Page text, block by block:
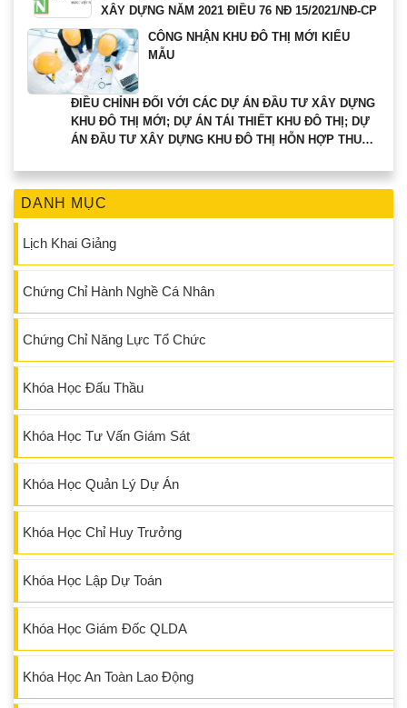
DANH MỤC
Lịch Khai Giảng
Chứng Chỉ Hành Nghề Cá Nhân
Chứng Chỉ Năng Lực Tổ Chức
Khóa Học Đấu Thầu
Khóa Học Tư Vấn Giám Sát
Khóa Học Quản Lý Dự Án
Khóa Học Chỉ Huy Trưởng
Khóa Học Lập Dự Toán
Khóa Học Giám Đốc QLDA
Khóa Học An Toàn Lao Động
XÂY DỰNG NĂM 2021 ĐIỀU 76 NĐ 15/2021/NĐ-CP
CÔNG NHẬN KHU ĐÔ THỊ MỚI KIỂU
MẪU
ĐIỀU CHỈNH ĐỐI VỚI CÁC DỰ ÁN ĐẦU TƯ XÂY DỰNG
KHU ĐÔ THỊ MỚI; DỰ ÁN TÁI THIẾT KHU ĐÔ THỊ; DỰ
ÁN ĐẦU TƯ XÂY DỰNG KHU ĐÔ THỊ HỖN HỢP THUỘC